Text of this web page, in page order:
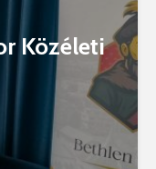
Közéleti